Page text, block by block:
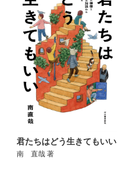
君たちはどう生きてもいい
南 直哉 著